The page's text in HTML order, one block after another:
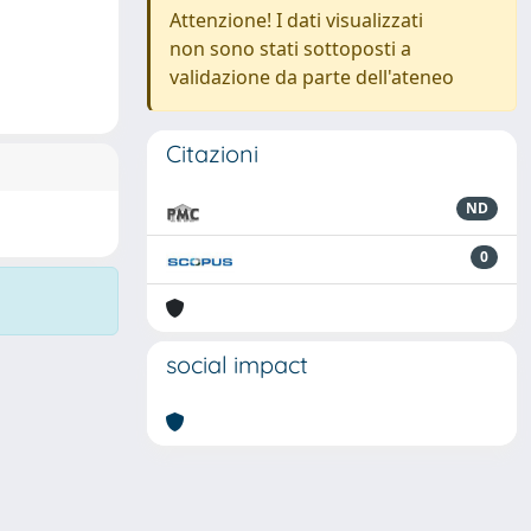
Attenzione! I dati visualizzati
non sono stati sottoposti a
validazione da parte dell'ateneo
Citazioni
ND
0
social impact